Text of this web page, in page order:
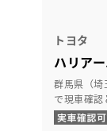
トヨタ
ハリア
群馬県（埼
で現車確認